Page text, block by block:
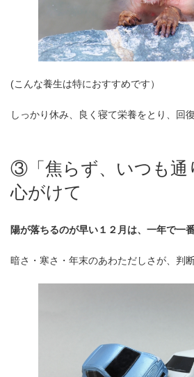
(こんな養生は特におすすめです）
しっかり休み、良く寝て栄養をとり、回
③「焦らず、いつも通
心がけて
陽が落ちるのが早い１２月は、一年で一
暗さ・寒さ・年末のあわただしさが、判